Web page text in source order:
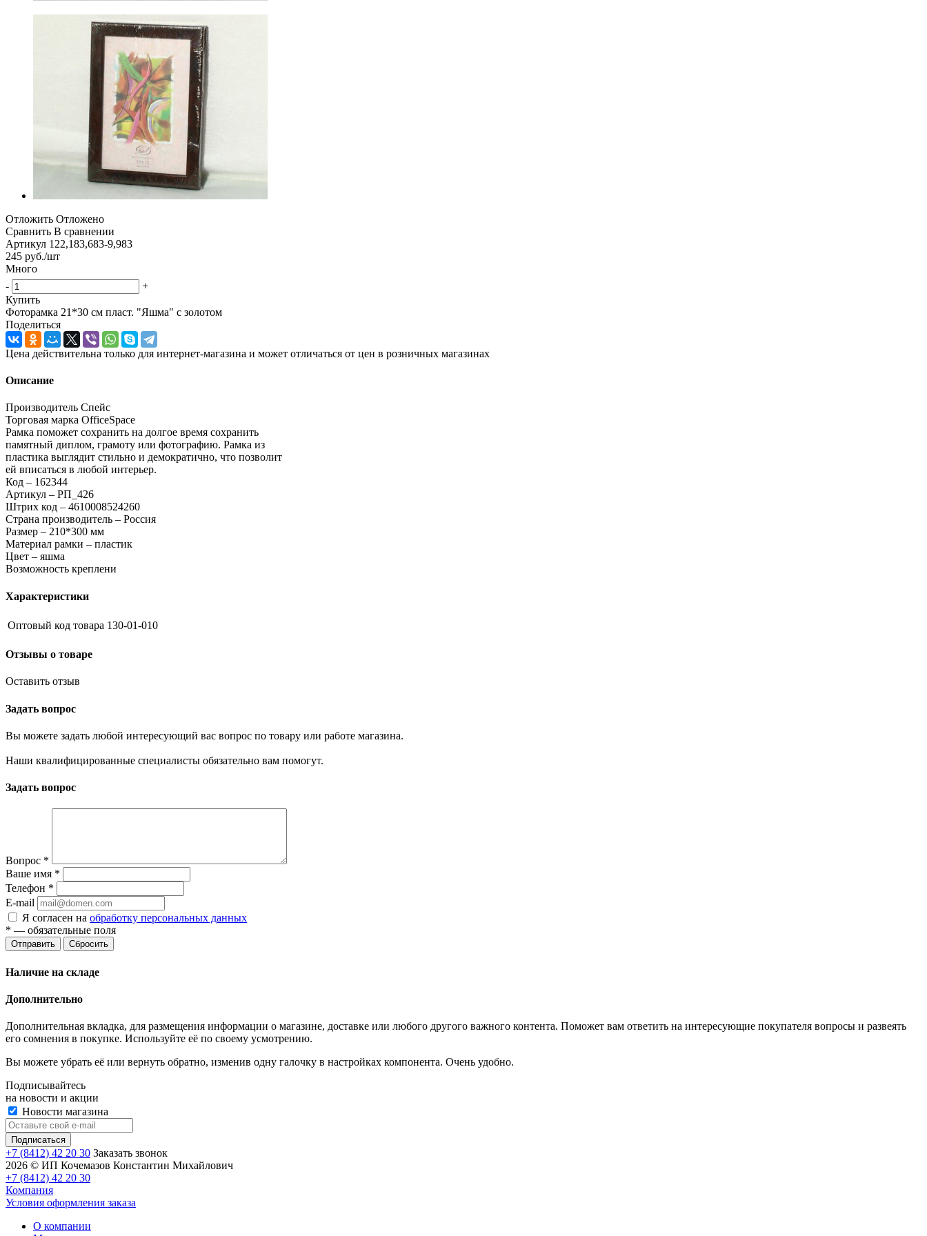
Отложить Отложено
Сравнить В сравнении
Артикул 122,183,683-9,983
245 руб./шт
Много
-
+
Купить
Фоторамка 21*30 см пласт. "Яшма" с золотом
Поделиться
Цена действительна только для интернет-магазина и может отличаться от цен в розничных магазинах
Описание
Производитель Спейс
Торговая марка OfficeSpace
Рамка поможет сохранить на долгое время сохранить
памятный диплом, грамоту или фотографию. Рамка из
пластика выглядит стильно и демократично, что позволит
ей вписаться в любой интерьер.
Код – 162344
Артикул – РП_426
Штрих код – 4610008524260
Страна производитель – Россия
Размер – 210*300 мм
Материал рамки – пластик
Цвет – яшма
Возможность креплени
Характеристики
Оптовый код товара 130-01-010
Отзывы о товаре
Оставить отзыв
Задать вопрос
Вы можете задать любой интересующий вас вопрос по товару или работе магазина.
Наши квалифицированные специалисты обязательно вам помогут.
Задать вопрос
Вопрос *
Ваше имя *
Телефон *
E-mail
Я согласен на обработку персональных данных
* — обязательные поля
Отправить Сбросить
Наличие на складе
Дополнительно
Дополнительная вкладка, для размещения информации о магазине, доставке или любого другого важного контента. Поможет вам ответить на интересующие покупателя вопросы и развеять
его сомнения в покупке. Используйте её по своему усмотрению.
Вы можете убрать её или вернуть обратно, изменив одну галочку в настройках компонента. Очень удобно.
Подписывайтесь
на новости и акции
Новости магазина
+7 (8412) 42 20 30 Заказать звонок
2026 © ИП Кочемазов Константин Михайлович
+7 (8412) 42 20 30
Компания
Условия оформления заказа
О компании